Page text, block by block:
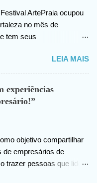
ArtePraia ocupou
no mês de
tem seus
o festival vai lançar o
Poéticas
um pouco da energia
que este ano propôs
Durante 3 dias, os
público os mais
afetivas e novas
e vivenciar a arte.
com o resultado. E uma
LEIA MAIS
experiências
objetivo compartilhar
de empresários de
trazer pessoas que lidem